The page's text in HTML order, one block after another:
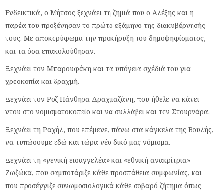
Ενδεικτικά, ο Μήτσος ξεχνάει τη ζημιά που ο Αλέξης και η
παρέα του προξένησαν το πρώτο εξάμηνο της διακυβέρνησής
τους. Με αποκορύφωμα την προκήρυξη του δημοψηφίσματος,
και τα όσα επακολούθησαν.
Ξεχνάει τον Μπαρουφάκη και τα υπόγεια σχέδιά του για
χρεοκοπία και δραχμή.
Ξεχνάει τον Ροζ Πάνθηρα Δραχμαζάνη, που ήθελε να κάνει
ντου στο νομισματοκοπείο και να συλλάβει και τον Στουρνάρα.
Ξεχνάει τη Ραχήλ, που επέμενε, πάνω στα κάγκελα της Βουλής,
να τυπώσουμε εδώ και τώρα νέο δικό μας νόμισμα.
Ξεχνάει τη «γενική εισαγγελέα» και «εθνική ανακρίτρια»
Ζωζώκα, που σαμποτάριζε κάθε προσπάθεια συμφωνίας, και
που προσέγγιζε συνωμοσιολογικά κάθε σοβαρό ζήτημα όπως